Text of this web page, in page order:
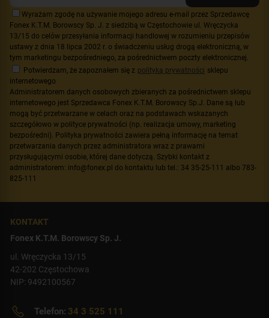
Wyrażam zgodę na używanie mojego adresu e-mail przez Sprzedawcę
Fonex K.T.M. Borowscy Sp. J. z siedzibą w Częstochowie ul. Wręczycka
13/15 do celów przesyłania informacji handlowej w rozumieniu przepisów
ustawy z dnia 18 lipca 2002 r. o świadczeniu usług drogą elektroniczną, w
tym marketingu bezpośredniego, za pośrednictwem poczty elektronicznej.
Potwierdzam, że zapoznałem się z polityką prywatności sklepu
internetowego
Administratorem danych osobowych zbieranych za pośrednictwem sklepu
internetowego jest Sprzedawca Fonex K.T.M. Borowscy Sp.J. Dane są lub
mogą być przetwarzane w celach oraz na podstawach wskazanych
szczegółowo w polityce prywatności (np. realizacja umowy, marketing
bezpośredni). Polityka prywatności zawiera pełną informację na temat
przetwarzania danych przez administratora wraz z prawami
przysługującymi osobie, której dane dotyczą. Szybki kontakt z
administratorem: info@fonex.pl do kontaktu lub tel.: 34 35-25-111 albo 783-
825-111
KONTAKT
Fonex K.T.M. Borowscy Sp. J.
ul. Wręczycka 13/15
42-202 Częstochowa
NIP: 9492100567
Telefon: 34 3 525 111